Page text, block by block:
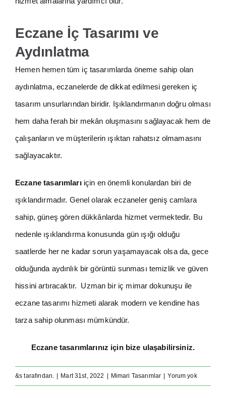
Eczane İç Tasarımı ve
Aydınlatma
Hemen hemen tüm iç tasarımlarda öneme sahip olan
aydınlatma, eczanelerde de dikkat edilmesi gereken iç
tasarım unsurlarından biridir. Işıklandırmanın doğru olması
hem daha ferah bir mekân oluşmasını sağlayacak hem de
çalışanların ve müşterilerin ışıktan rahatsız olmamasını
sağlayacaktır.
Eczane tasarımları için en önemli konulardan biri de
ışıklandırmadır. Genel olarak eczaneler geniş camlara
sahip, güneş gören dükkânlarda hizmet vermektedir. Bu
nedenle ışıklandırma konusunda gün ışığı olduğu
saatlerde her ne kadar sorun yaşamayacak olsa da, gece
olduğunda aydınlık bir görüntü sunması temizlik ve güven
hissini artıracaktır. Uzman bir iç mimar dokunuşu ile
eczane tasarımı hizmeti alarak modern ve kendine has
tarza sahip olunması mümkündür.
Eczane tasarımlarınız için bize ulaşabilirsiniz.
&s tarafından. | Mart 31st, 2022 | Mimari Tasarımlar | Yorum yok